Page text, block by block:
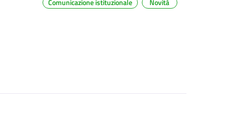
Comunicazione istituzionale Novità